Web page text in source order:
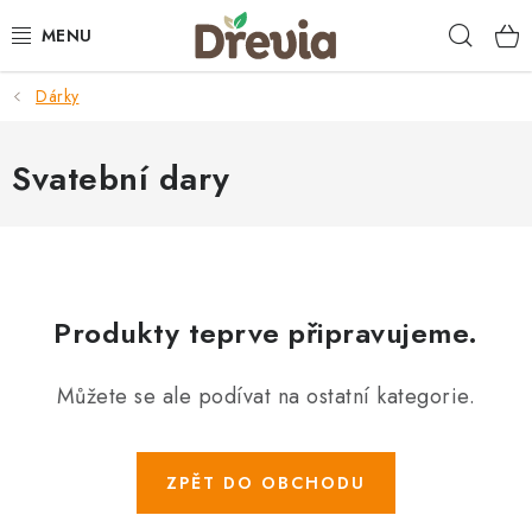
na
SVATBA 💍
DÁRKY
DEKORACE
PŘÍLEŽITOSTI
MATERIÁLY A TVOŘENÍ
Dárky
Svatební dary
Produkty teprve připravujeme.
Můžete se ale podívat na ostatní kategorie.
ZPĚT DO OBCHODU